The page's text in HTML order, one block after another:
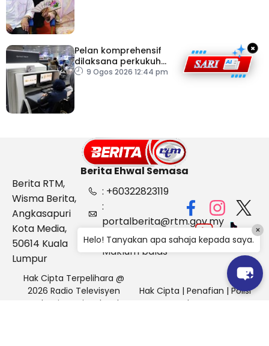
Pelan komprehensif
dilaksana perkukuh
keselamatan
9 Ogos 2026 12:44 pm
×
Berita Ehwal Semasa
Berita RTM,
Wisma Berita,
Angkasapuri
Kota Media,
50614 Kuala
Lumpur
: +60322823119
:
portalberita@rtm.gov.my
: Aduan &
Maklum balas
Hak Cipta Terpelihara @
2026 Radio Televisyen
Malaysia, Berita Ehwal
Hak Cipta | Penafian | Polisi
Keselamatan
Helo! Tanyakan apa sahaja kepada saya.
×